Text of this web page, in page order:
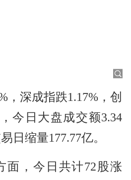
，深成指跌1.17%，创
今日大盘成交额3.34
日缩量177.77亿。
面，今日共计72股涨